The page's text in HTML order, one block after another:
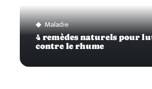
Maladie
4 remèdes naturels pour
contre le rhume